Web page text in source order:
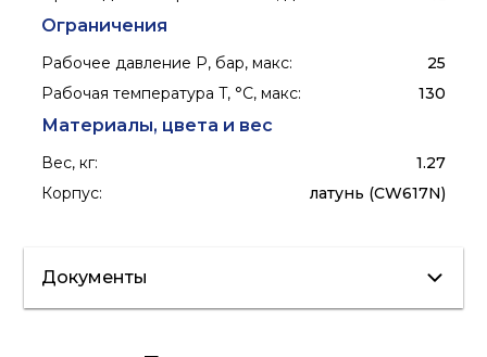
Ограничения
Рабочее давление P, бар, макс:
25
Рабочая температура T, °C, макс: 130
Материалы, цвета и вес
Вес, кг:
1.27
Корпус: латунь (CW617N)
Документы